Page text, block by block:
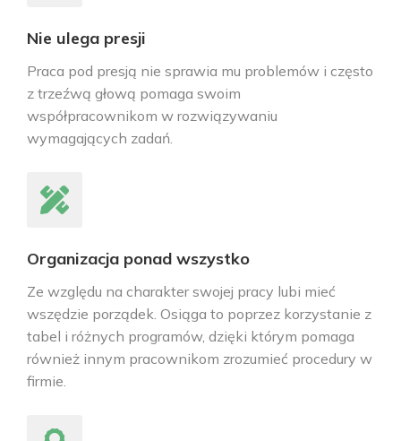
Nie ulega presji
Praca pod presją nie sprawia mu problemów i często
z trzeźwą głową pomaga swoim
współpracownikom w rozwiązywaniu
wymagających zadań.
Organizacja ponad wszystko
Ze względu na charakter swojej pracy lubi mieć
wszędzie porządek. Osiąga to poprzez korzystanie z
tabel i różnych programów, dzięki którym pomaga
również innym pracownikom zrozumieć procedury w
firmie.